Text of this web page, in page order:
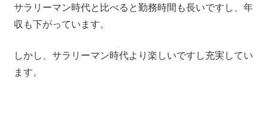
サラリーマン時代と比べると勤務時間も長いですし、年
収も下がっています。
しかし、サラリーマン時代より楽しいですし充実してい
ます。